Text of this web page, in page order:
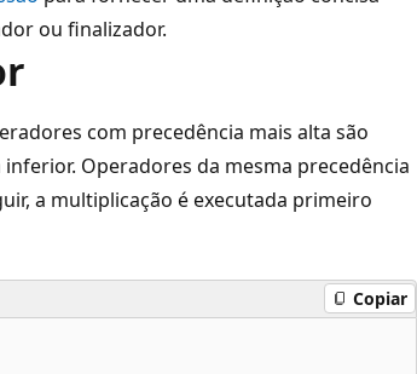
ou finalizador.
com precedência mais alta são
Operadores da mesma precedência
a multiplicação é executada primeiro
Copiar